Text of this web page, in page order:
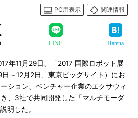
PC用表示
関連情報
LINE Hatena
年11月29日、「2017 国際ロボット展
日～12月2日、東京ビッグサイト）にお
ション、ベンチャー企業のエクサウィ
、3社で共同開発した「マルチモーダ
明した。